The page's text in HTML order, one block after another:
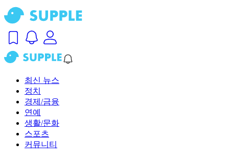
최신 뉴스
정치
경제/금융
연예
생활/문화
스포츠
커뮤니티